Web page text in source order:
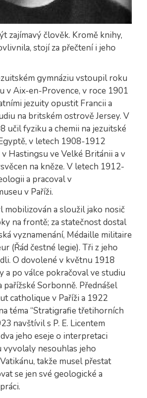
zajímavý člověk. Kromě knihy,
stojí za přečtení i jeho
gymnáziu vstoupil roku
v Aix-en-Provence, v roce 1901
jezuity opustit Francii a
na britském ostrově Jersey. V
učil fyziku a chemii na jezuitské
v letech 1908-1912
Hastingsu ve Velké Británii a v
na kněze. V letech 1912-
a pracoval v
v Paříži.
mobilizován a sloužil jako nosič
na frontě; za statečnost dostal
vyznamenání, Médaille militaire
(Řád čestné legie). Tři z jeho
O dovolené v květnu 1918
a po válce pokračoval ve studiu
pařížské Sorbonně. Přednášel
catholique v Paříži a 1922
téma “Stratigrafie třetihorních
navštívil s P. E. Licentem
jeho eseje o interpretaci
vyvolaly nesouhlas jeho
takže musel přestat
se jen své geologické a